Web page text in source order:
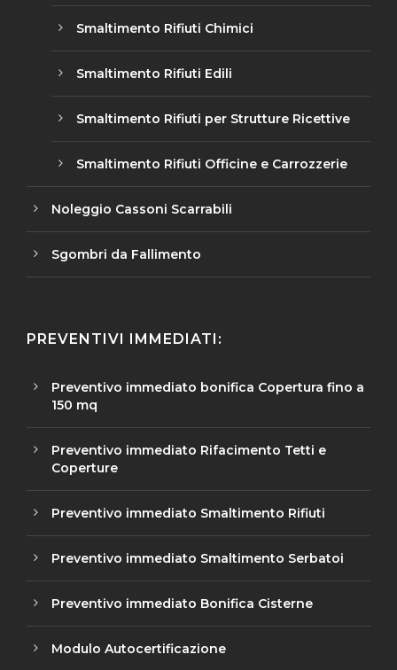
Smaltimento Rifiuti Chimici
Smaltimento Rifiuti Edili
Smaltimento Rifiuti per Strutture Ricettive
Smaltimento Rifiuti Officine e Carrozzerie
Noleggio Cassoni Scarrabili
Sgombri da Fallimento
PREVENTIVI IMMEDIATI:
Preventivo immediato bonifica Copertura fino a
150 mq
Preventivo immediato Rifacimento Tetti e
Coperture
Preventivo immediato Smaltimento Rifiuti
Preventivo immediato Smaltimento Serbatoi
Preventivo immediato Bonifica Cisterne
Modulo Autocertificazione